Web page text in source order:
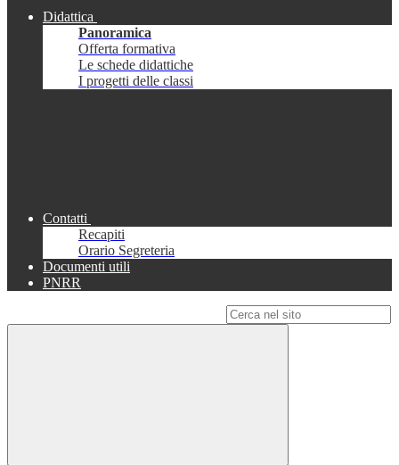
Didattica
Panoramica
Offerta formativa
Le schede didattiche
I progetti delle classi
Contatti
Recapiti
Orario Segreteria
Documenti utili
PNRR